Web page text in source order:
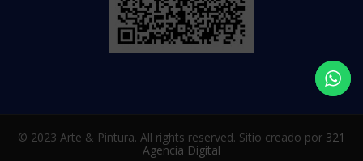
© 2023 Arte & Pintura. All rights reserved. Sitio creado por 321
Agencia Digital